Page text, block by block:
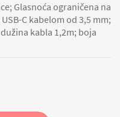
Glasnoća ograničena na
C kabelom od 3,5 mm;
kabla 1,2m; boja